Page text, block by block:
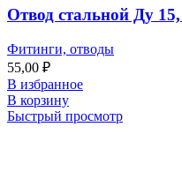
Отвод стальной Ду
Фитинги, отводы
55,00 ₽
В избранное
В корзину
Быстрый просмотр